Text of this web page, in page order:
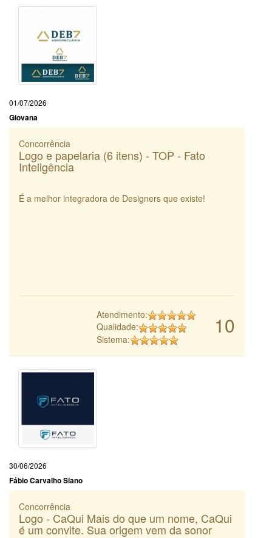
01/07/2026
Giovana
Concorrência
Logo e papelaria (6 itens) - TOP - Fato
Inteligência
É a melhor integradora de Designers que existe!
10
Atendimento:
Qualidade:
Sistema:
30/06/2026
Fábio Carvalho Siano
Concorrência
Logo - CaQui Mais do que um nome, CaQui
é um convite. Sua origem vem da sonor